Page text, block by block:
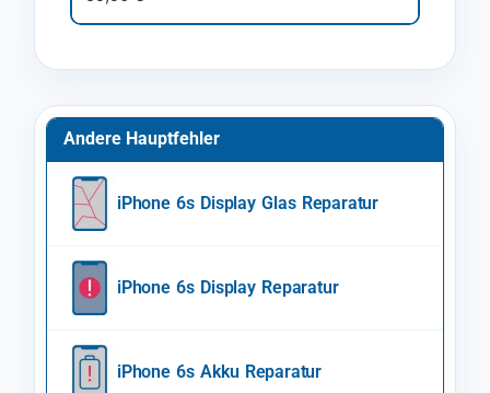
Andere Hauptfehler
iPhone 6s Display Glas Reparatur
iPhone 6s Display Reparatur
iPhone 6s Akku Reparatur